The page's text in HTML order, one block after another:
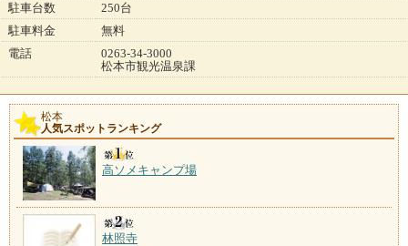
駐車台数
250台
駐車料金
無料
電話
0263-34-3000
松本市観光温泉課
松本
人気スポットランキング
高ソメキャンプ場
林照寺